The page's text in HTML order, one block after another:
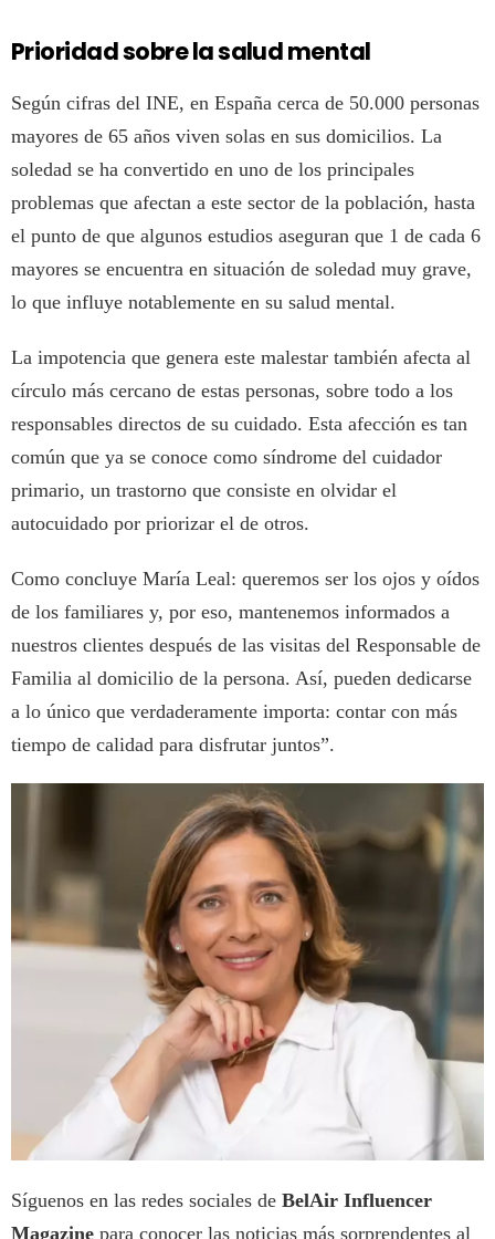
Prioridad sobre la salud mental
Según cifras del INE, en España cerca de 50.000 personas
mayores de 65 años viven solas en sus domicilios. La
soledad se ha convertido en uno de los principales
problemas que afectan a este sector de la población, hasta
el punto de que algunos estudios aseguran que 1 de cada 6
mayores se encuentra en situación de soledad muy grave,
lo que influye notablemente en su salud mental.
La impotencia que genera este malestar también afecta al
círculo más cercano de estas personas, sobre todo a los
responsables directos de su cuidado. Esta afección es tan
común que ya se conoce como síndrome del cuidador
primario, un trastorno que consiste en olvidar el
autocuidado por priorizar el de otros.
Como concluye María Leal: queremos ser los ojos y oídos
de los familiares y, por eso, mantenemos informados a
nuestros clientes después de las visitas del Responsable de
Familia al domicilio de la persona. Así, pueden dedicarse
a lo único que verdaderamente importa: contar con más
tiempo de calidad para disfrutar juntos”.
Síguenos en las redes sociales de BelAir Influencer
Magazine para conocer las noticias más sorprendentes al